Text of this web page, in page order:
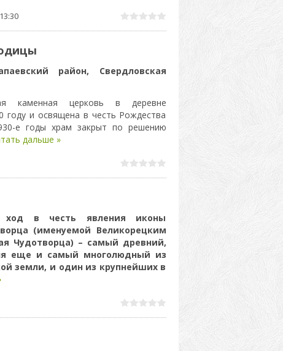
13:30
район, Свердловская
каменная церковь в деревне
году и освящена в честь Рождества
е годы храм закрыт по решению
дальше »
ход в честь явления иконы
(именуемой Великорецким
Чудотворца) – самый древний,
еще и самый многолюдный из
земли, и один из крупнейших в